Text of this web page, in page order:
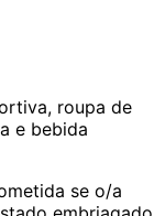
roupa de
e bebida
se o/a